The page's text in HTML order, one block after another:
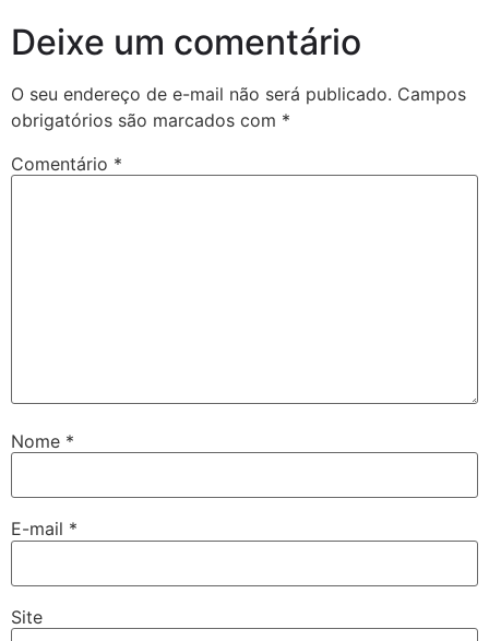
Deixe um comentário
O seu endereço de e-mail não será publicado. Campos
obrigatórios são marcados com *
Comentário *
Nome *
E-mail *
Site